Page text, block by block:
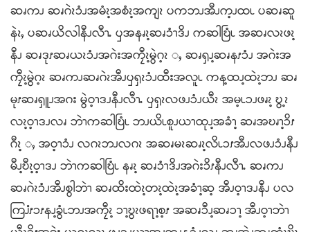
ဆၧကၪ ဆၧဂဲၩၥံၪအမံၩ့အစံၩ့အကျၩ ပကဘၪအီၪက့ၪထၬ ပဆၧဆူ
နဲၩႇ ပဆၧယိလါနီၪလီၫႉ ၦအနၧၩ့ဆၧၥံၫဒိၪ ကဆါဎြံၬ အဆၧလၩဖၩ့
နီၪ ဆၧဒုၭဆၧယၩၥံၪအဂဲးအကၠီၩ့မွဲဂ့ၩ ႇ ဆၧၡၪ့ဆၧနၭၥံၪ အဂဲးအ
ကၠီၩ့မွဲဂ့ၩ ဆၧကၪဆၧဂဲၩအီၪၦၡၩၥံၪထီးအလူၬ ကန့ထၪ့ထဲၩ့ဘၪ ဆၧ
မုၭဆၧၡူၪအဂး မွဲဝ့ၫဒၪနီၪလီၫႉ ၦၡၩလဖၪၥံၪယီၩ အမ့ၬၥၪဖၧၩ့ ဎွ့ၩ
လၩ့ဝ့ၫဒၪလၧ ဘဲၫကဆါဎြံၬ ဘၪယိၬစူၪယၫထုၪ့အခံၫ့ ဆၧအဎၧၫ့ၥိၭ
ဂီၩ့ ႇ အဝ့ၫၥံၪ လဂၩဘၪလဂၩ အဆၧမၩဆၧၩ့လိၬၥၭအီၪလဖၪၥံၪနီၪ
မီၪ့ဎီၩ့ဝ့ၫဒၪ ဘဲၫကဆါဎြံၬ နၧၩ့ ဆၧၥံၫဒိၪအဂဲးၥိၭနီၪလီၫႉ ဆၧကၪ
ဆၧဂဲၩၥံၪအီၪစွါဘဲၫ ဆၧထိးထဲၩ့တၩ့ထဲၩ့အခံၫ့ဆ့ အီၪဝ့ၫဒၪနီၪ ပလ
ကြၨၭၥၭနၪ့ခွံၬဘၪအကၠီၩ့ ၥၫ့ဎွၩဖရၫ့စ့ၭ အဆၧၥီၪ့ဆၧၥၫ့ အီၪဝ့ၫဘဲၫ